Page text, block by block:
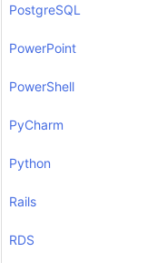
PostgreSQL
PowerPoint
PowerShell
PyCharm
Python
Rails
RDS